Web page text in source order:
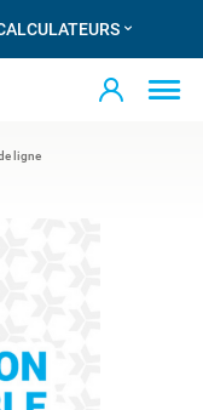
ligne